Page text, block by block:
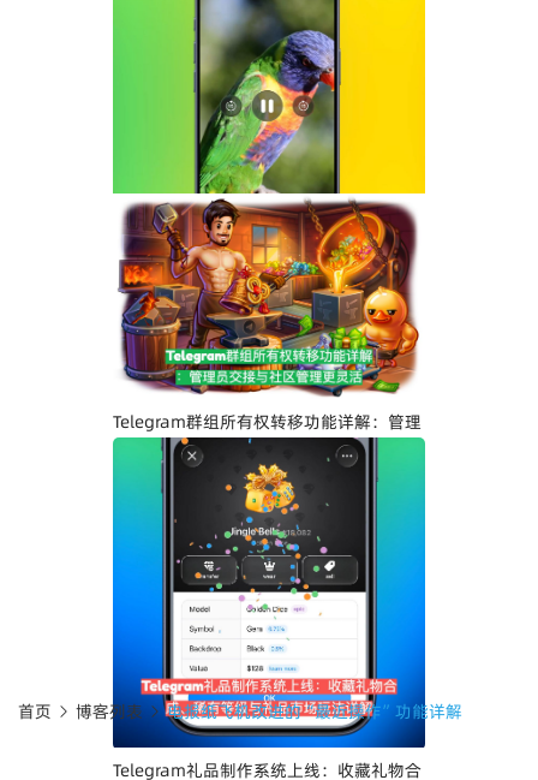
Telegram界面全面升级：安卓版全新设
计、iOS Liquid Glass优化与操作体验提
升
Telegram群组所有权转移功能详解：管理
员交接与社区管理更灵活
Telegram礼品制作系统上线：收藏礼物合
首页 博客列表 电报纸飞机改进的“最近操作”功能详解